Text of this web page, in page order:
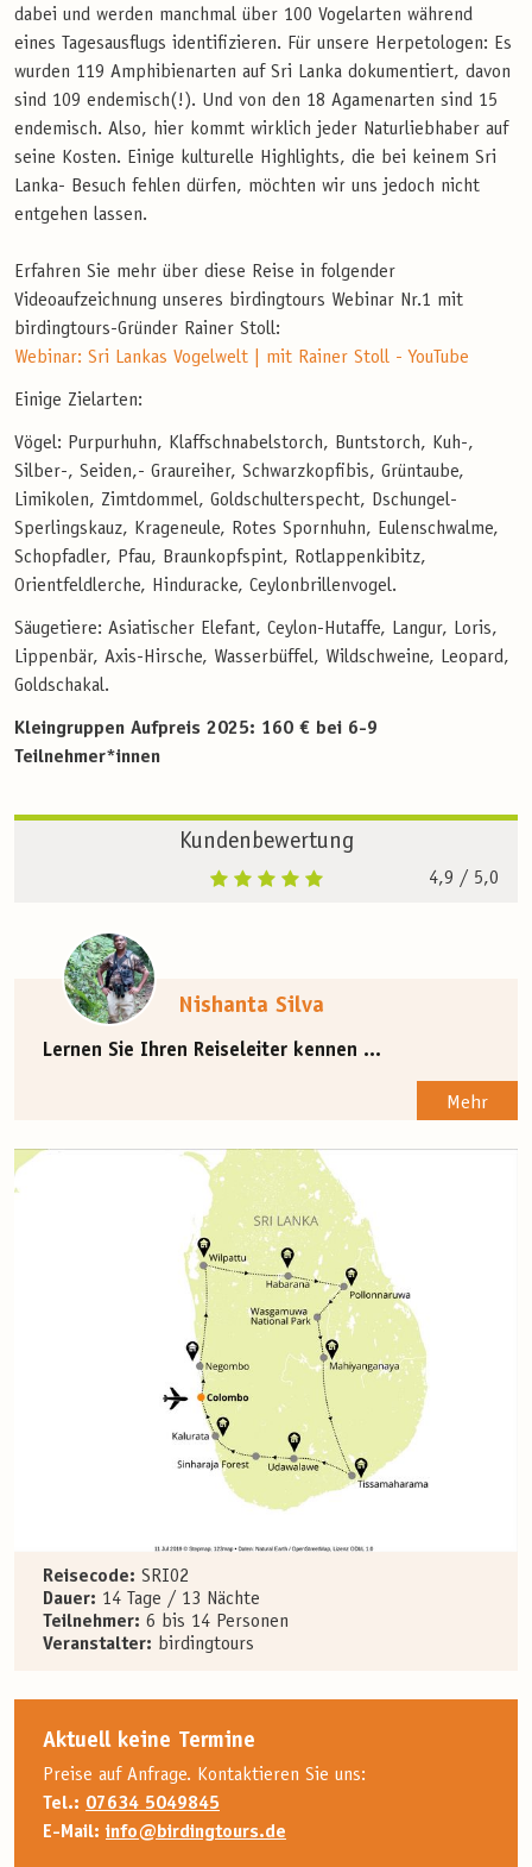
dabei und werden manchmal über 100 Vogelarten während
eines Tagesausflugs identifizieren. Für unsere Herpetologen: Es
wurden 119 Amphibienarten auf Sri Lanka dokumentiert, davon
sind 109 endemisch(!). Und von den 18 Agamenarten sind 15
endemisch. Also, hier kommt wirklich jeder Naturliebhaber auf
seine Kosten. Einige kulturelle Highlights, die bei keinem Sri
Lanka- Besuch fehlen dürfen, möchten wir uns jedoch nicht
entgehen lassen.
Erfahren Sie mehr über diese Reise in folgender
Videoaufzeichnung unseres birdingtours Webinar Nr.1 mit
birdingtours-Gründer Rainer Stoll:
Webinar: Sri Lankas Vogelwelt | mit Rainer Stoll - YouTube
Einige Zielarten:
Vögel: Purpurhuhn, Klaffschnabelstorch, Buntstorch, Kuh-,
Silber-, Seiden,- Graureiher, Schwarzkopfibis, Grüntaube,
Limikolen, Zimtdommel, Goldschulterspecht, Dschungel-
Sperlingskauz, Krageneule, Rotes Spornhuhn, Eulenschwalme,
Schopfadler, Pfau, Braunkopfspint, Rotlappenkibitz,
Orientfeldlerche, Hinduracke, Ceylonbrillenvogel.
Säugetiere: Asiatischer Elefant, Ceylon-Hutaffe, Langur, Loris,
Lippenbär, Axis-Hirsche, Wasserbüffel, Wildschweine, Leopard,
Goldschakal.
Kleingruppen Aufpreis 2025: 160 € bei 6-9
Teilnehmer*innen
Kundenbewertung
4,9 / 5,0
Nishanta Silva
Lernen Sie Ihren Reiseleiter kennen ...
Mehr
Reisecode: SRI02
Dauer: 14 Tage / 13 Nächte
Teilnehmer: 6 bis 14 Personen
Veranstalter: birdingtours
Aktuell keine Termine
Preise auf Anfrage. Kontaktieren Sie uns:
Tel.: 07634 5049845
E-Mail:info@birdingtours.de